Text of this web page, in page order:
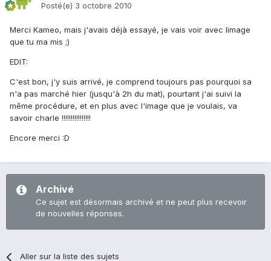
Posté(e) 3 octobre 2010
Merci Kameo, mais j'avais déjà essayé, je vais voir avec limage
que tu ma mis ;)
EDIT:
C'est bon, j'y suis arrivé, je comprend toujours pas pourquoi sa
n'a pas marché hier (jusqu'à 2h du mat), pourtant j'ai suivi la
même procédure, et en plus avec l'image que je voulais, va
savoir charle !!!!!!!!!!!!!!!!
Encore merci :D
Archivé
Ce sujet est désormais archivé et ne peut plus recevoir
de nouvelles réponses.
Aller sur la liste des sujets